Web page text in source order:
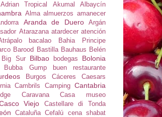
Adrian Tropical Akumal
Albaycín
Alma almuerzos amanecer
Aranda de Duero
Argán
Atarazana atardecer atención
bacalao
Bahia Principe
Barood Bastilla Bauhaus Belén
Big Sur Bilbao bodegas Bolonia
Bubba Gump
buen restaurante
Burgos Cáceres
Caesars
Cambrils Camping Cantabria
Caravana
Casa museo
Viejo Castellare di Tonda
Cataluña Cefalú cena shabat